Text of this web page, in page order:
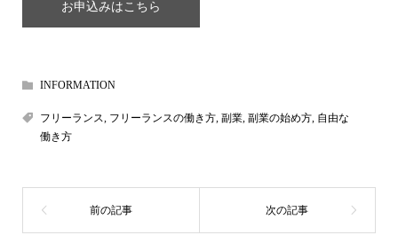
お申込みはこちら
INFORMATION
フリーランス フリーランスの働き方, 副業, 副業の始め方, 自由な
働き方